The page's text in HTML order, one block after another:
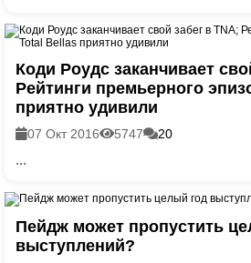
Коди Роудс заканчивает
Рейтинги премьерного
приятно удивили
07 Окт 2016 5747 20
...
Пейдж может пропустить
выступлений?